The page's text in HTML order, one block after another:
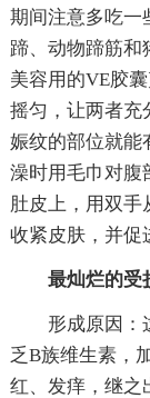
期间注意多吃一
蹄、动物蹄筋和
美容用的VE胶
摇匀，让两者充
娠纹的部位就能
澡时用毛巾对腹
肚皮上，用双
收紧皮肤，并促
最灿烂的受
形成原因：
乏B族维生素，
红、发痒，继之